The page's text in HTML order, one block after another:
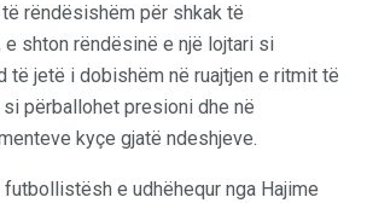
rëndësishëm për shkak të
shton rëndësinë e një lojtari si
të jetë i dobishëm në ruajtjen e ritmit të
përballohet presioni dhe në
kyçe gjatë ndeshjeve.
e udhëhequr nga Hajime